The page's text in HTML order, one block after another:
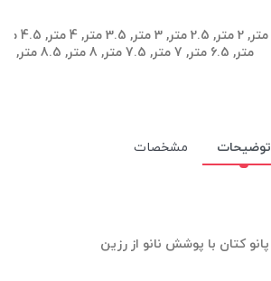
متر, 6.5 متر, 7 متر, 7.5 متر, 8 متر, 8.5 متر, 9 متر, 9.5 متر, 10 متر
توضیحات
مشخصات
پانو کتان با پوشش نانو از رزین